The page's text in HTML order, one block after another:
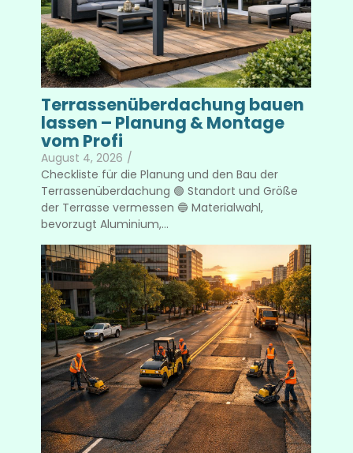
Terrassenüberdachung bauen
lassen – Planung & Montage
vom Profi
August 4, 2026 /
Checkliste für die Planung und den Bau der
Terrassenüberdachung 🟢 Standort und Größe
der Terrasse vermessen 🔵 Materialwahl,
bevorzugt Aluminium,...